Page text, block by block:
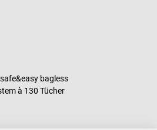
bagless
à 130 Tücher